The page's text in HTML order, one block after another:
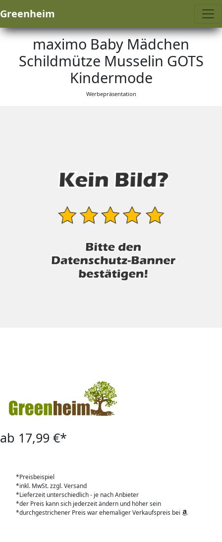
Greenheim
maximo Baby Mädchen
Schildmütze Musselin GOTS
Kindermode
Werbepräsentation
ab 17,99 €*
*Preisbeispiel
*inkl. MwSt. zzgl. Versand
*Lieferzeit unterschiedlich - je nach Anbieter
*der Preis kann sich jederzeit ändern und höher sein
*durchgestrichener Preis war ehemaliger Verkaufspreis bei